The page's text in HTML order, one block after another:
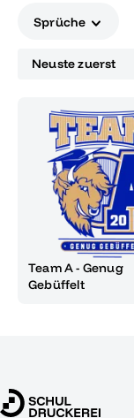
Sprüche
Team A - Genug
Gebüffelt